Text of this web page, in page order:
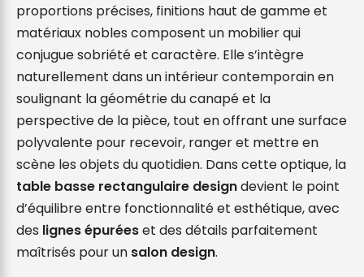
proportions précises, finitions haut de gamme et
matériaux nobles composent un mobilier qui
conjugue sobriété et caractère. Elle s’intègre
naturellement dans un intérieur contemporain en
soulignant la géométrie du canapé et la
perspective de la pièce, tout en offrant une surface
polyvalente pour recevoir, ranger et mettre en
table basse rectangulaire design devient le point
d’équilibre entre fonctionnalité et esthétique, avec
des lignes épurées et des détails parfaitement
maîtrisés pour un salon design.